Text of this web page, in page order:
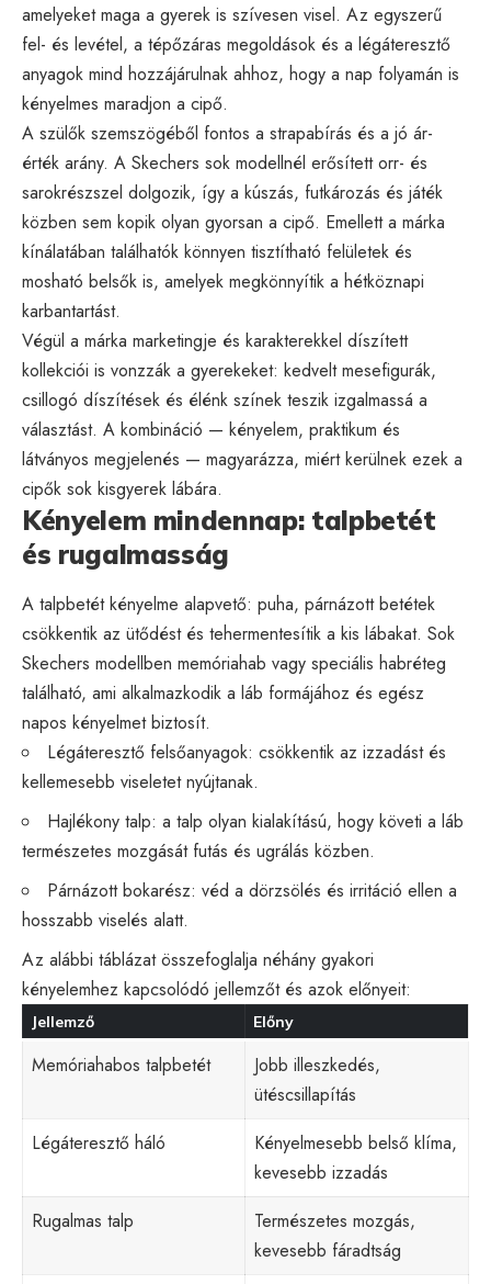
amelyeket maga a gyerek is szívesen visel. Az egyszerű
fel- és levétel, a tépőzáras megoldások és a légáteresztő
anyagok mind hozzájárulnak ahhoz, hogy a nap folyamán is
kényelmes maradjon a cipő.
A szülők szemszögéből fontos a strapabírás és a jó ár-
érték arány. A Skechers sok modellnél erősített orr- és
sarokrészszel dolgozik, így a kúszás, futkározás és játék
közben sem kopik olyan gyorsan a cipő. Emellett a márka
kínálatában találhatók könnyen tisztítható felületek és
mosható belsők is, amelyek megkönnyítik a hétköznapi
karbantartást.
Végül a márka marketingje és karakterekkel díszített
kollekciói is vonzzák a gyerekeket: kedvelt mesefigurák,
csillogó díszítések és élénk színek teszik izgalmassá a
választást. A kombináció — kényelem, praktikum és
látványos megjelenés — magyarázza, miért kerülnek ezek a
cipők sok kisgyerek lábára.
Kényelem mindennap: talpbetét
és rugalmasság
A talpbetét kényelme alapvető: puha, párnázott betétek
csökkentik az ütődést és tehermentesítik a kis lábakat. Sok
Skechers modellben memóriahab vagy speciális habréteg
található, ami alkalmazkodik a láb formájához és egész
napos kényelmet biztosít.
Légáteresztő felsőanyagok: csökkentik az izzadást és
kellemesebb viseletet nyújtanak.
Hajlékony talp: a talp olyan kialakítású, hogy követi a láb
természetes mozgását futás és ugrálás közben.
Párnázott bokarész: véd a dörzsölés és irritáció ellen a
hosszabb viselés alatt.
Az alábbi táblázat összefoglalja néhány gyakori
kényelemhez kapcsolódó jellemzőt és azok előnyeit:
Jellemző Előny
Memóriahabos talpbetét
Jobb illeszkedés,
ütéscsillapítás
Légáteresztő háló
Kényelmesebb belső klíma,
kevesebb izzadás
Rugalmas talp
Természetes mozgás,
kevesebb fáradtság